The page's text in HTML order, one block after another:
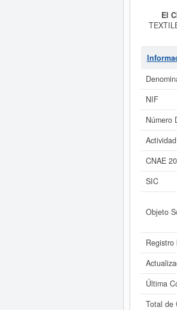
El
al
total
las
Si está
NIF
Número
CNAE
SIC
Objeto
Registro
Última
Total de